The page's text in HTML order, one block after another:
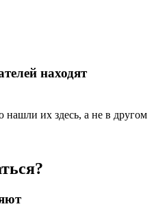
находят
нашли их здесь, а не в другом